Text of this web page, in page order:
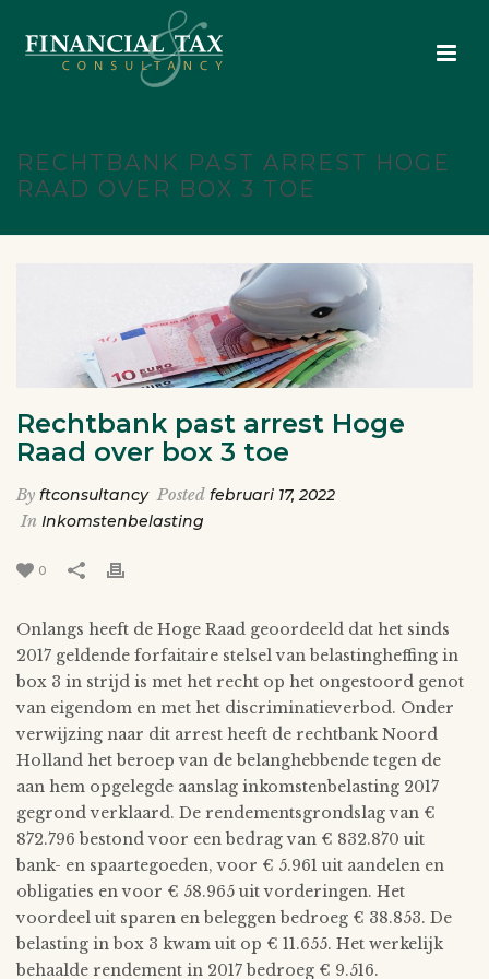
RECHTBANK PAST ARREST HOGE
RAAD OVER BOX 3 TOE
Rechtbank past arrest Hoge
Raad over box 3 toe
By ftconsultancy Posted februari 17, 2022
In Inkomstenbelasting
0
Onlangs heeft de Hoge Raad geoordeeld dat het sinds
2017 geldende forfaitaire stelsel van belastingheffing in
box 3 in strijd is met het recht op het ongestoord genot
van eigendom en met het discriminatieverbod. Onder
verwijzing naar dit arrest heeft de rechtbank Noord
Holland het beroep van de belanghebbende tegen de
aan hem opgelegde aanslag inkomstenbelasting 2017
gegrond verklaard. De rendementsgrondslag van €
872.796 bestond voor een bedrag van € 832.870 uit
bank- en spaartegoeden, voor € 5.961 uit aandelen en
obligaties en voor € 58.965 uit vorderingen. Het
voordeel uit sparen en beleggen bedroeg € 38.853. De
belasting in box 3 kwam uit op € 11.655. Het werkelijk
behaalde rendement in 2017 bedroeg € 9.516.